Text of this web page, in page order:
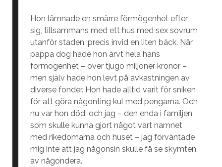
Hon lämnade en smärre förmögenhet efter
sig, tillsammans med ett hus med sex sovrum
utanför staden, precis invid en liten bäck. När
pappa dog hade hon ärvt hela hans
förmögenhet – över tjugo miljoner kronor –
men själv hade hon levt på avkastningen av
diverse fonder. Hon hade alltid varit för sniken
för att göra någonting kul med pengarna. Och
nu var hon död, och jag – den enda i familjen
som skulle kunna gjort något värt namnet
med rikedomarna och huset – jag förväntade
mig inte att jag någonsin skulle få se skymten
av någondera.